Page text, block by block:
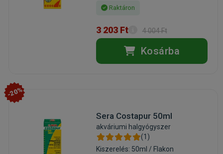
Raktáron
3 203 Ft 4 004 Ft
Kosárba
-20%
Sera Costapur 50ml
akváriumi halgyógyszer
(1)
Kiszerelés: 50ml / Flakon